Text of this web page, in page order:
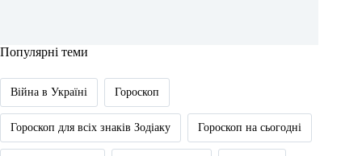
Популярні теми
Війна в Україні Гороскоп
Гороскоп для всіх знаків Зодіаку Гороскоп на сьогодні